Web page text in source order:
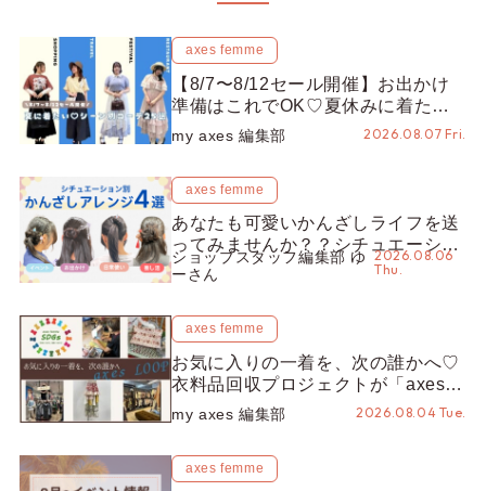
axes femme
【8/7〜8/12セール開催】お出かけ
準備はこれでOK♡夏休みに着たい
コーデ25選をシーン別に徹底解説！
my axes 編集部 2026.08.07 Fri.
axes femme
あなたも可愛いかんざしライフを送
ってみませんか？？シチュエーショ
ン別“かんざし”のオススメ【ショッ
プスタッフ編集部】
ショップスタッフ編集部 ゆ
ーさん
2026.08.06
Thu.
axes femme
お気に入りの一着を、次の誰かへ♡
衣料品回収プロジェクトが「axes
LOOP」にアップデート！活用する
とポイントが手に入る◎
my axes 編集部 2026.08.04 Tue.
axes femme